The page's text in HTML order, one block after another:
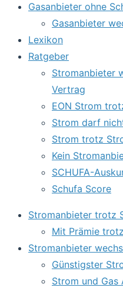
Gasanbieter ohne
Gasanbieter
Lexikon
Ratgeber
Stromanbieter
Vertrag
EON Strom
Strom darf
Strom trotz
Kein
SCHUFA-
Schufa Score
Stromanbieter trotz
Mit Prämie
Stromanbieter
Günstigster
Strom und Gas